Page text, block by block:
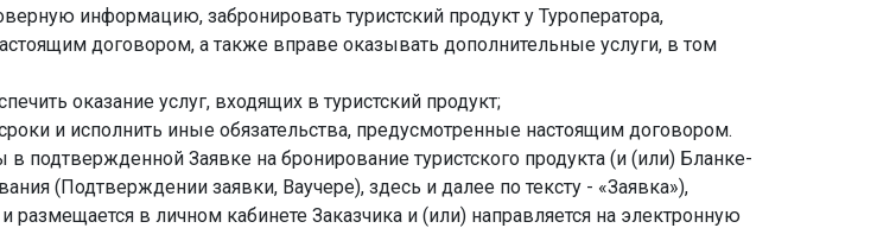
информацию, забронировать туристский продукт у Туроператора,
договором, а также вправе оказывать дополнительные услуги, в том
оказание услуг, входящих в туристский продукт;
и исполнить иные обязательства, предусмотренные настоящим договором.
в подтвержденной Заявке на бронирование туристского продукта (и (или) Бланке-
(Подтверждении заявки, Ваучере), здесь и далее по тексту - «Заявка»),
в личном кабинете Заказчика и (или) направляется на электронную